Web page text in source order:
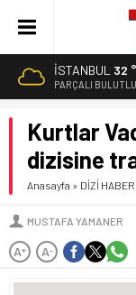
İSTANBUL 32
PARÇALI BULUTLU
Kurtlar
dizisine
Anasayfa » DİZİ HABER
MUSTAFA YAMANER
A+ A-